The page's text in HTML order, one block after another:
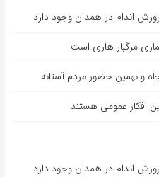
اندام در همدان وجود دارد
مرگبار هاری است
و نهمین حضور مردم آستانه
افکار عمومی هستند
اندام در همدان وجود دارد